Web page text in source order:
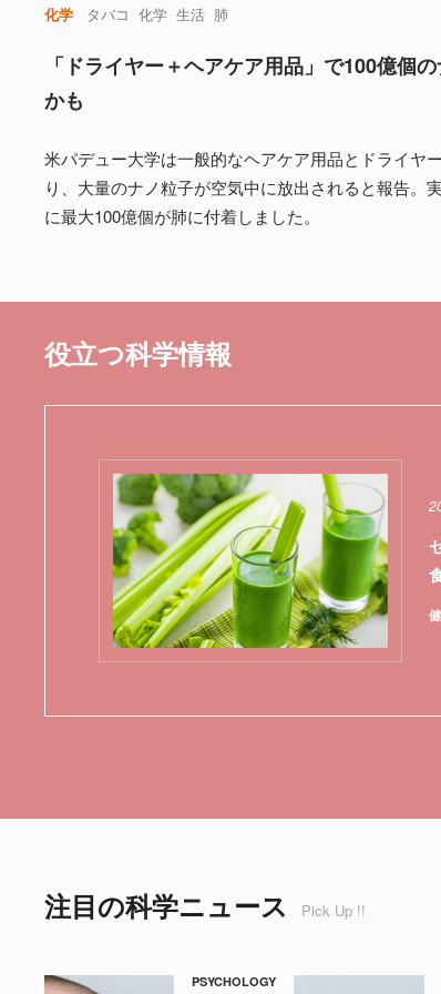
化学 タバコ 化学 生活 肺
「ドライヤー＋ヘアケア用品」で100億個
かも
米パデュー大学は一般的なヘアケア用品とドライヤ
り、大量のナノ粒子が空気中に放出されると報告。
に最大100億個が肺に付着しました。
役立つ科学情報
注目の科学ニュース Pick Up !!
PSYCHOLOGY